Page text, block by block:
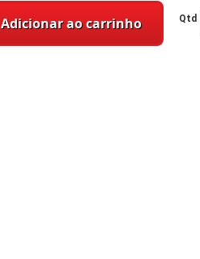
Qtd
Adicionar ao carrinho